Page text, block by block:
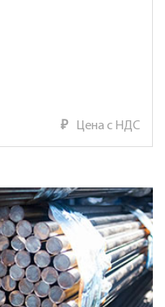
₽ Цена с НДС